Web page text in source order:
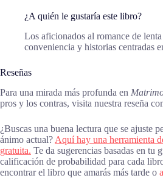
¿A quién le gustaría este libro?
Los aficionados al romance de
conveniencia y historias centradas
Reseñas
Para una mirada más profunda en
pros y los contras, visita nuestra reseña
¿Buscas una buena lectura que se ajuste
ánimo actual? Aquí hay una herramienta
gratuita. Te da sugerencias basadas en tu
calificación de probabilidad para cada
encontrar el libro que amarás más tarde o